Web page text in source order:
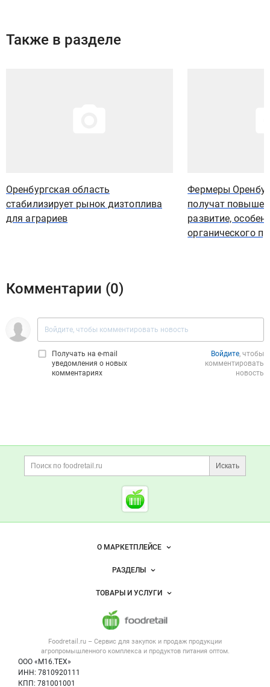
Также в разделе
Оренбургская область
стабилизирует рынок дизтоплива
для аграриев
Фермеры
получат
развитие,
органического
Комментарии (0)
Получать на e‑mail
уведомления о новых
комментариях
Войдите, чтобы
комментировать
новость
Дополнительная информация
Поиск по сайту и
Искать
Cсылки на полезные
Foodretail.ru
— продукты
Важные разделы и контакты
Foodretail.ru – Сервис для закупок и продаж продукции
агропромышленного комплекса и продуктов питания оптом.
ООО «М16.ТЕХ»
ИНН: 7810920111
КПП: 781001001
Навигация по сайтуО МАРКЕТПЛЕЙСЕ
Новости Foodretail.ru
Размещение рекламы
Публичная оферта
Контактная информация
Политика обработки персональных данных
РАЗДЕЛЫ
Объявления
Новости рынка
Вакансии
ТОВАРЫ И УСЛУГИ
Напитки, соки, вода
Оборудование для пищепрома